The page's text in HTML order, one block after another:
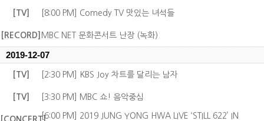
[TV] [8:00 PM] Comedy TV 맛있는 녀석들
[RECORD] MBC NET 문화콘서트 난장 (녹화)
2019-12-07
[TV] [2:30 PM] KBS Joy 차트를 달리는 남자
[TV] [3:30 PM] MBC 쇼! 음악중심
[CONCERT][6:00 PM] 2019 JUNG YONG HWA LIVE ‘STILL 622’ IN